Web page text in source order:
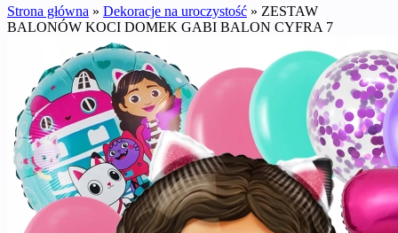
Strona główna » Dekoracje na uroczystość » ZESTAW
BALONÓW KOCI DOMEK GABI BALON CYFRA 7